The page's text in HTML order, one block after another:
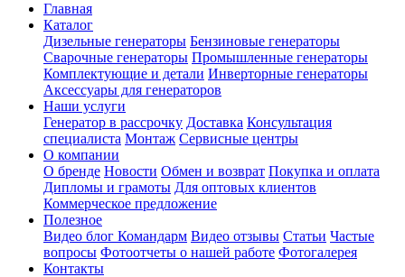
Главная
Каталог
Дизельные генераторы Бензиновые генераторы
Сварочные генераторы Промышленные генераторы
Комплектующие и детали Инверторные генераторы
Аксессуары для генераторов
Наши услуги
Генератор в рассрочку Доставка Консультация
специалиста Монтаж Сервисные центры
О компании
О бренде Новости Обмен и возврат Покупка и оплата
Дипломы и грамоты Для оптовых клиентов
Коммерческое предложение
Полезное
Видео блог Командарм Видео отзывы Статьи Частые
вопросы Фотоотчеты о нашей работе Фотогалерея
Контакты